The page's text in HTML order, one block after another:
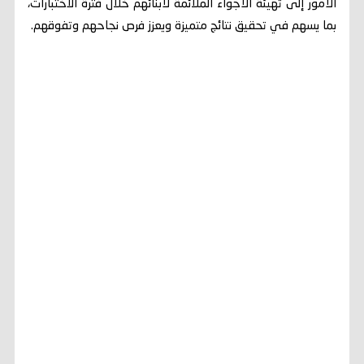
الأمور إلى تهيئة الأجواء الملائمة لأبنائهم خلال فترة الاختبارات،
بما يسهم في تحقيق نتائج متميزة ويعزز فرص نجاحهم وتفوقهم.